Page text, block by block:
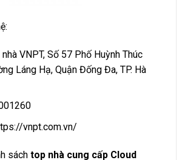
VNPT, Số 57 Phố Huỳnh Thúc
Láng Hạ, Quận Đống Đa, TP. Hà
vnpt.com.vn/
sách top nhà cung cấp Cloud